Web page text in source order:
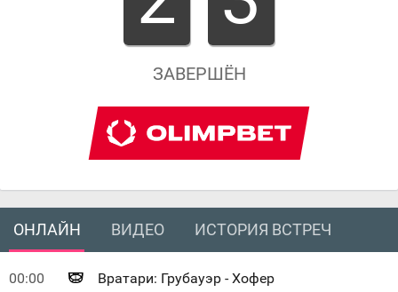
ЗАВЕРШЁН
ОНЛАЙН ВИДЕО ИСТОРИЯ ВСТРЕЧ
00:00 Вратари: Грубауэр - Хофер